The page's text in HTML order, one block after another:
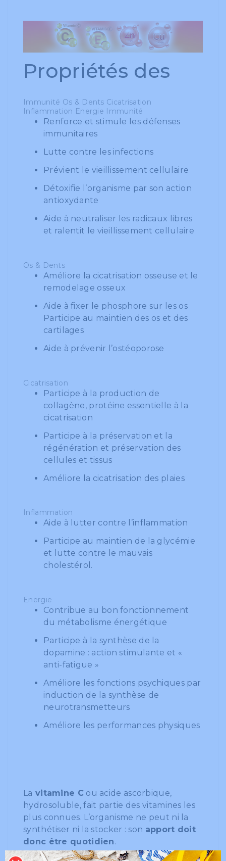
Propriétés des
Immunité Os & Dents Cicatrisation
Inflammation Energie Immunité
Renforce et stimule les défenses
immunitaires
Lutte contre les infections
Prévient le vieillissement cellulaire
Détoxifie l’organisme par son action
antioxydante
Aide à neutraliser les radicaux libres
et ralentit le vieillissement cellulaire
Os & Dents
Améliore la cicatrisation osseuse et le
remodelage osseux
Aide à fixer le phosphore sur les os
Participe au maintien des os et des
cartilages
Aide à prévenir l’ostéoporose
Cicatrisation
Participe à la production de
collagène, protéine essentielle à la
cicatrisation
Participe à la préservation et la
régénération et préservation des
cellules et tissus
Améliore la cicatrisation des plaies
Inflammation
Aide à lutter contre l’inflammation
Participe au maintien de la glycémie
et lutte contre le mauvais
cholestérol.
Energie
Contribue au bon fonctionnement
du métabolisme énergétique
Participe à la synthèse de la
dopamine : action stimulante et «
anti-fatigue »
Améliore les fonctions psychiques par
induction de la synthèse de
neurotransmetteurs
Améliore les performances physiques
La vitamine C ou acide ascorbique,
hydrosoluble, fait partie des vitamines les
plus connues. L’organisme ne peut ni la
synthétiser ni la stocker : son apport doit
donc être quotidien.
Dans l’alimentation, la vitamine C est